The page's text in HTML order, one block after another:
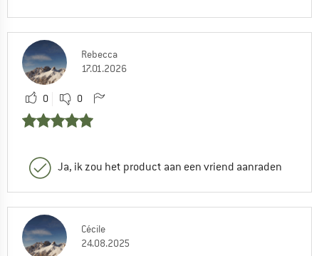
Rebecca
17.01.2026
0 0
Ja, ik zou het product aan een vriend aanraden
Cécile
24.08.2025